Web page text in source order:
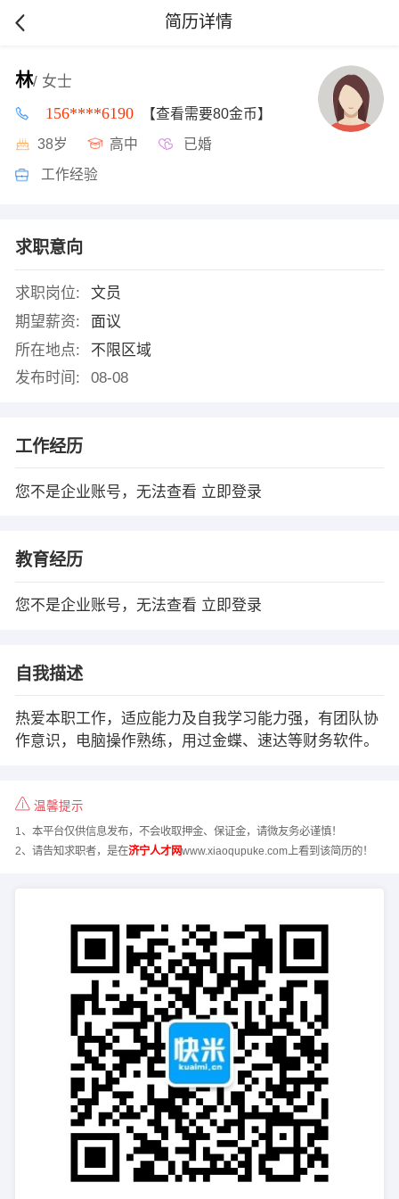
简历详情
林/ 女士
156****6190 【查看需要80金币】
38岁 高中 已婚
工作经验
求职意向
求职岗位:
文员
期望薪资:
面议
所在地点:
不限区域
发布时间:
08-08
工作经历
您不是企业账号，无法查看 立即登录
教育经历
您不是企业账号，无法查看 立即登录
自我描述
热爱本职工作，适应能力及自我学习能力强，有团队协
作意识，电脑操作熟练，用过金蝶、速达等财务软件。
温馨提示
1、本平台仅供信息发布，不会收取押金、保证金，请微友务必谨慎！
2、请告知求职者，是在济宁人才网www.xiaoqupuke.com上看到该简历的！